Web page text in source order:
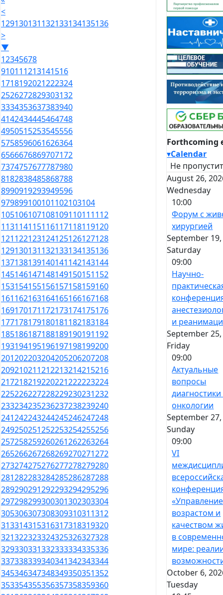
<
129130131132133134135136
>
▼
12345678
910111213141516
1718192021222324
2526272829303132
3334353637383940
4142434445464748
4950515253545556
5758596061626364
6566676869707172
7374757677787980
8182838485868788
8990919293949596
979899100101102103104
105106107108109110111112
113114115116117118119120
121122123124125126127128
129130131132133134135136
137138139140141142143144
145146147148149150151152
153154155156157158159160
161162163164165166167168
169170171172173174175176
177178179180181182183184
185186187188189190191192
193194195196197198199200
201202203204205206207208
209210211212213214215216
217218219220221222223224
225226227228229230231232
233234235236237238239240
241242243244245246247248
249250251252253254255256
257258259260261262263264
265266267268269270271272
273274275276277278279280
281282283284285286287288
289290291292293294295296
297298299300301302303304
305306307308309310311312
313314315316317318319320
321322323324325326327328
329330331332333334335336
337338339340341342343344
345346347348349350351352
353354355356357358359360
Forthcoming
▾Calendar
Не
August 26,
Wednesday
10:00
Форум с
хирургией
September
Saturday
09:00
Научно-
и
September
Friday
09:00
Актуальные
вопросы
диагностики
онкологии
September
Sunday
09:00
VI
«Управление
возрастом и
качеством
в
мире:
October 6,
Tuesday